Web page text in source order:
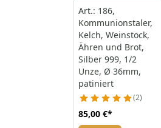
Art.: 186,
Kommunionstaler,
Kelch, Weinstock,
Ähren und Brot,
Silber 999, 1/2
Unze, Ø 36mm,
patiniert
2
85,00 €*